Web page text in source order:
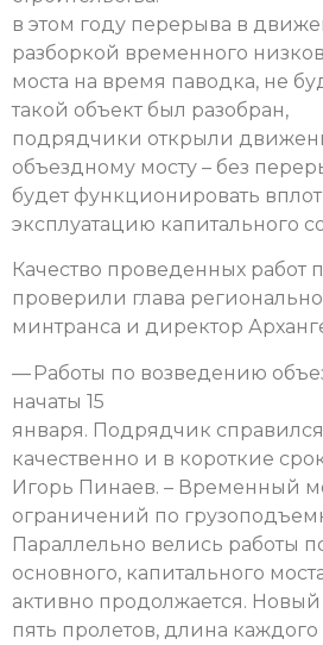
в этом году перерыва в
разборкой временного
моста на время паводка, не
такой объект был разобран,
подрядчики открыли
объездному мосту – без
будет функционировать
эксплуатацию капитального
Качество проведенных работ
проверили глава
минтранса и директор
— Работы по возведению
начаты 15
января. Подрядчик справился
качественно и в короткие
Игорь Пинаев. – Временный
ограничений по
Параллельно велись работы
основного, капитального
активно продолжается.
пять пролетов, длина каждого